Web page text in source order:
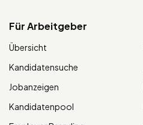
Für Arbeitgeber
Übersicht
Kandidatensuche
Jobanzeigen
Kandidatenpool